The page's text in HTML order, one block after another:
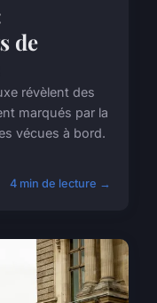
de
révèlent des
marqués par la
vécues à bord.
4 min de lecture →